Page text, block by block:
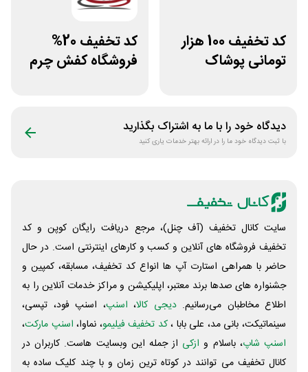
کد تخفیف 100 هزار
تومانی پوشاک
کد تخفیف 20%
فروشگاه کفش چرم
دیدگاه خود را با ما به اشتراک بگذارید
با ثبت دیدگاه خود ما را در ارائه بهتر خدمات یاری کنید
سایت کانال تخفیف (آف چنل)، مرجع دریافت رایگان کوپن و کد
تخفیف فروشگاه های آنلاین و کسب و‌ کارهای اینترنتی است. در حال
حاضر با همراهی استارت آپ ها انواع کد تخفیف، مسابقه، کمپین و
جشنواره های صدها برند معتبر، اپلیکیشن و مراکز خدمات آنلاین را به
اطلاع مخاطبان می‌رسانیم. دیجی کالا، اسنپ، اسنپ فود، تپسی،
سینماتیکت، بانی مد، علی‌ بابا ،کد تخفیف فیلیمو، نماوا، اسنپ مارکت،
اسنپ شاپ، باسلام و ازکی از جمله این وبسایت ‌هاست. کاربران در
کانال تخفیف می توانند در کوتاه ترین زمان و با چند کلیک ساده به